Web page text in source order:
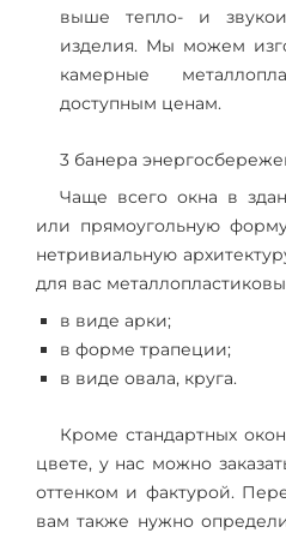
выше тепло- и
изделия. Мы можем
камерные
доступным ценам.
3 банера
Чаще всего окна в
или прямоугольную
нетривиальную
для вас
в виде арки;
в форме трапеции;
в виде овала, круга.
Кроме стандартных
цвете, у нас можно
оттенком и фактурой.
вам также нужно